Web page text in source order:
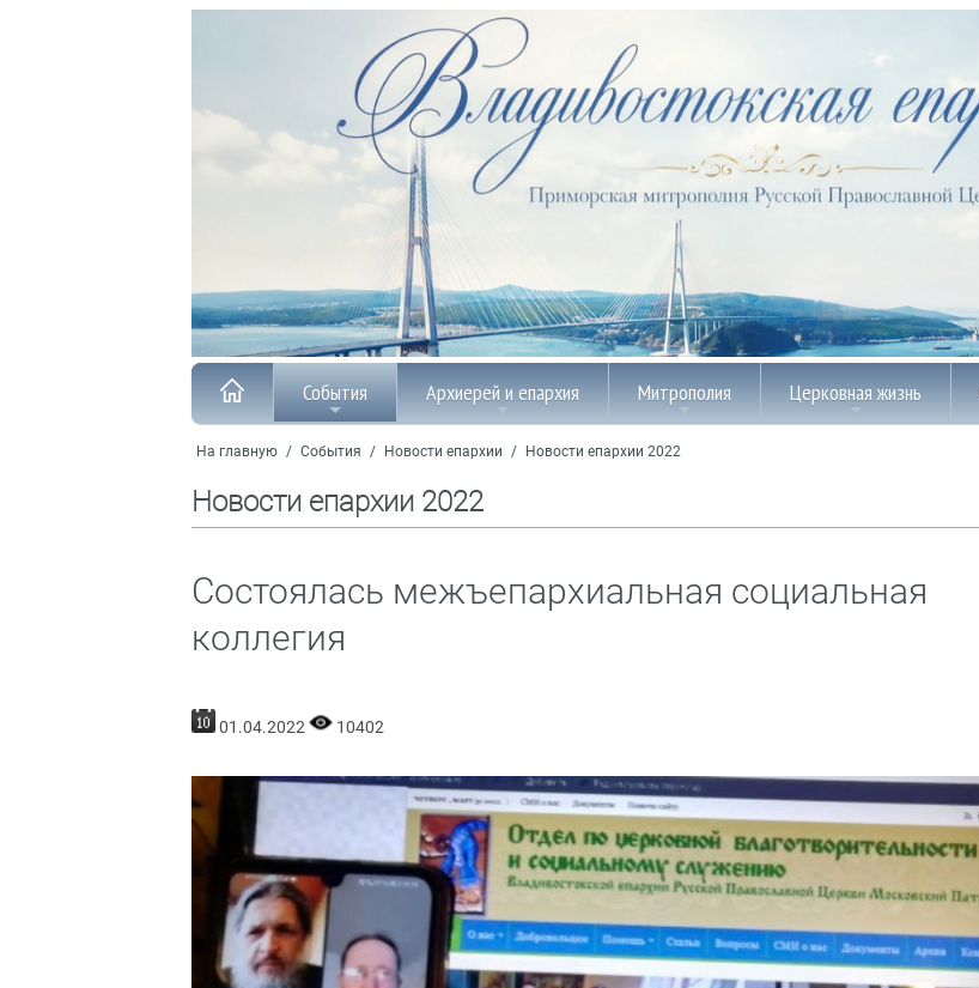
События Архиерей и епархия Митрополия Церковная жизнь
На главную / События / Новости епархии / Новости епархии 2022
Новости епархии 2022
Состоялась межъепархиальная социальная
коллегия
01.04.2022 10402